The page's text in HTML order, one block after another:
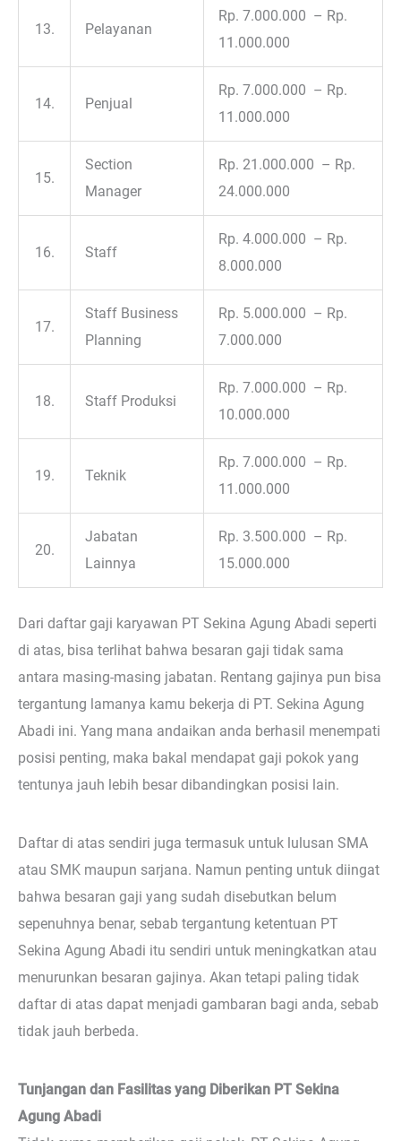
13. Pelayanan
Rp. 7.000.000 – Rp.
11.000.000
14. Penjual
Rp. 7.000.000 – Rp.
11.000.000
15.
Section
Manager
Rp. 21.000.000 – Rp.
24.000.000
16. Staff
Rp. 4.000.000 – Rp.
8.000.000
17.
Staff Business
Planning
Rp. 5.000.000 – Rp.
7.000.000
18. Staff Produksi
Rp. 7.000.000 – Rp.
10.000.000
19. Teknik
Rp. 7.000.000 – Rp.
11.000.000
20.
Jabatan
Lainnya
Rp. 3.500.000 – Rp.
15.000.000
Dari daftar gaji karyawan PT Sekina Agung Abadi seperti
di atas, bisa terlihat bahwa besaran gaji tidak sama
antara masing-masing jabatan. Rentang gajinya pun bisa
tergantung lamanya kamu bekerja di PT. Sekina Agung
Abadi ini. Yang mana andaikan anda berhasil menempati
posisi penting, maka bakal mendapat gaji pokok yang
tentunya jauh lebih besar dibandingkan posisi lain.
Daftar di atas sendiri juga termasuk untuk lulusan SMA
atau SMK maupun sarjana. Namun penting untuk diingat
bahwa besaran gaji yang sudah disebutkan belum
sepenuhnya benar, sebab tergantung ketentuan PT
Sekina Agung Abadi itu sendiri untuk meningkatkan atau
menurunkan besaran gajinya. Akan tetapi paling tidak
daftar di atas dapat menjadi gambaran bagi anda, sebab
tidak jauh berbeda.
Tunjangan dan Fasilitas yang Diberikan PT Sekina
Agung Abadi